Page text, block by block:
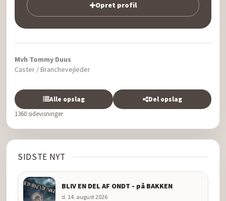
Opret profil
Mvh Tommy Duus
Caster / Branchevejleder
Alle opslag
Del opslag
1360 sidevisninger
SIDSTE NYT
BLIV EN DEL AF ONDT - på BAKKEN
d. 14. august 2026